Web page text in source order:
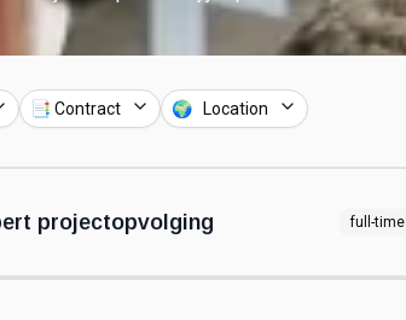
📑 Contract 🌍 Location
projectopvolging full-time